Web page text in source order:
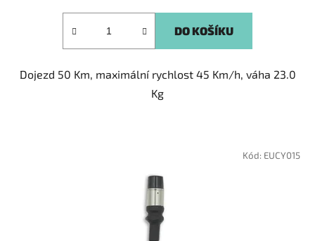
DO KOŠÍKU
Dojezd 50 Km, maximální rychlost 45 Km/h, váha 23.0
Kg
Kód: EUCY015